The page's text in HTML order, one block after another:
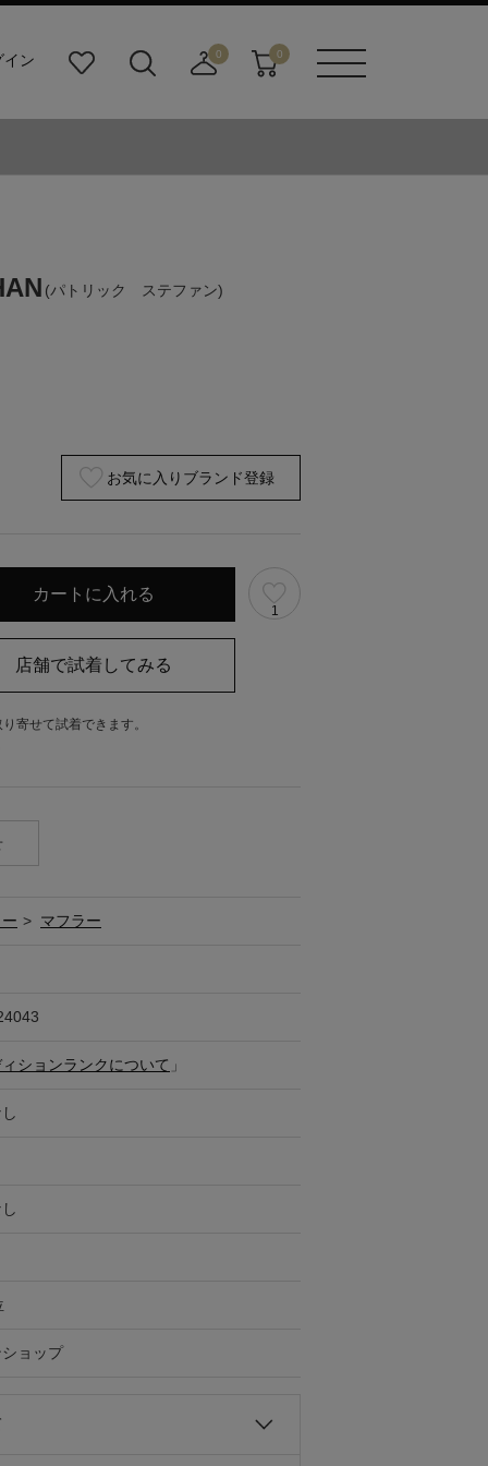
イン
り
ダ
0
寄
0
(パトリック ステファン)
お気に入りブランド登録
1
寄せて試着できます。
> マフラー
ションランクについて 」
ショップ